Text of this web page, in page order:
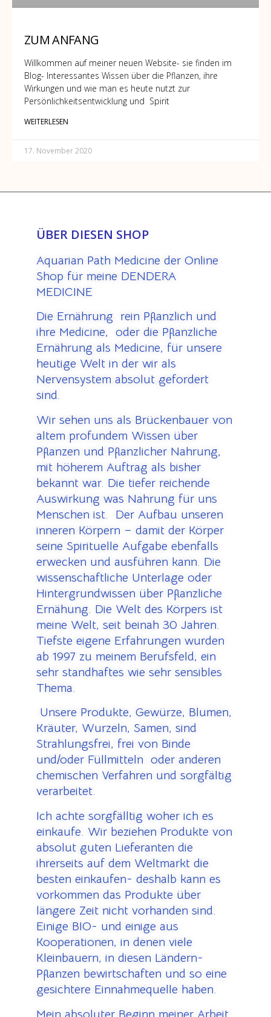
ZUM ANFANG
Willkommen auf meiner neuen Website- sie finden im
Blog- Interessantes Wissen über die Pflanzen, ihre
Wirkungen und wie man es heute nutzt zur
Persönlichkeitsentwicklung und Spirit
WEITERLESEN
17. November 2020
ÜBER DIESEN SHOP
Aquarian Path Medicine der Online
Shop für meine DENDERA
MEDICINE
Die Ernährung rein Pflanzlich und
ihre Medicine, oder die Pflanzliche
Ernährung als Medicine, für unsere
heutige Welt in der wir als
Nervensystem absolut gefordert
sind.
Wir sehen uns als Brückenbauer von
altem profundem Wissen über
Pflanzen und Pflanzlicher Nahrung,
mit höherem Auftrag als bisher
bekannt war. Die tiefer reichende
Auswirkung was Nahrung für uns
Menschen ist. Der Aufbau unseren
inneren Körpern – damit der Körper
seine Spirituelle Aufgabe ebenfalls
erwecken und ausführen kann. Die
wissenschaftliche Unterlage oder
Hintergrundwissen über Pflanzliche
Ernähung. Die Welt des Körpers ist
meine Welt, seit beinah 30 Jahren.
Tiefste eigene Erfahrungen wurden
ab 1997 zu meinem Berufsfeld, ein
sehr standhaftes wie sehr sensibles
Thema.
Unsere Produkte, Gewürze, Blumen,
Kräuter, Wurzeln, Samen, sind
Strahlungsfrei, frei von Binde
und/oder Füllmitteln oder anderen
chemischen Verfahren und sorgfältig
verarbeitet.
Ich achte sorgfälltig woher ich es
einkaufe. Wir beziehen Produkte von
absolut guten Lieferanten die
ihrerseits auf dem Weltmarkt die
besten einkaufen- deshalb kann es
vorkommen das Produkte über
längere Zeit nicht vorhanden sind.
Einige BIO- und einige aus
Kooperationen, in denen viele
Kleinbauern, in diesen Ländern-
Pflanzen bewirtschaften und so eine
gesichtere Einnahmequelle haben.